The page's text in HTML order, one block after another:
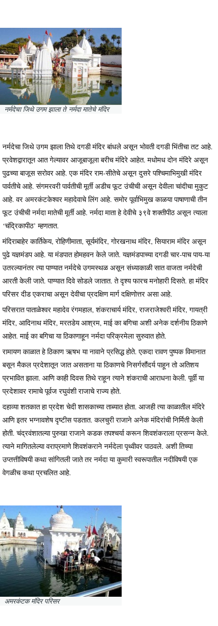
नर्मदेचा जिथे उगम झाला ते नर्मदा मातेचे मंदिर
नर्मदेचा जिथे उगम झाला तिथे दगडी मंदिर बांधले असून भोवती दगडी भिंतीचा तट आहे.
प्रवेशद्वारातून आत गेल्यावर आजूबाजूला बरीच मंदिरे आहेत. मधोमध दोन मंदिरे असून
पुढच्या बाजूस सरोवर आहे. एक मंदिर राम-सीतेचे असून दुसरे पश्चिमाभिमुखी मंदिर
पार्वतीचे आहे. संगमरवरी पार्वतीची मूर्ती अडीच फूट उंचीची असून देवीला चांदीचा मुकुट
आहे. वर अमरकंटकेश्वर महादेवाचे लिंग आहे. समोर पूर्वाभिमुख काळया पाषाणाची तीन
फूट उंचीची नर्मदा मातेची मूर्ती आहे. नर्मदा माता हे देवीचे ३९वे शक्तीपीठ असून त्याला
‘चंद्रिकापीठ’ म्हणतात.
मंदिराबाहेर कार्तिकेय, रोहिणीमाता, सूर्यमंदिर, गोरखनाथ मंदिर, सियाराम मंदिर असून
पुढे यज्ञमंडप आहे. या मंडपात होमहवन केले जाते. यज्ञमंडपाच्या दगडी चार-पाच पाय-या
उतरल्यानंतर त्या पाण्यात नर्मदेचे उगमस्थळ असून संध्याकाळी सात वाजता नर्मदेची
आरती केली जाते. पाण्यात दिवे सोडले जातात. ते दृश्य फारच मनोहारी दिसते. हा मंदिर
परिसर दीड एकराचा असून देवीचा प्रदक्षिण मार्ग दक्षिणोत्तर असा आहे.
परिसरात पाताळेश्वर महादेव रंगमहाल, शंकराचार्य मंदिर, राजराजेश्वरी मंदिर, गायत्री
मंदिर, आदिनाथ मंदिर, मरतडेय आश्रम, माई का बगिचा अशी अनेक दर्शनीय ठिकाणे
आहेत. माई का बगिचा या ठिकाणाहून नर्मदा परिक्रमेला सुरुवात होते.
रामायण काळात हे ठिकाण ऋषभ या नावाने प्रसिद्ध होते. एकदा रावण पुष्पक विमानात
बसून मैकल प्रदेशातून जात असताना या ठिकाणचे निसर्गसौंदर्य पाहून तो अतिशय
प्रभावित झाला. आणि काही दिवस तिथे राहून त्याने शंकराची आराधना केली. पूर्वी या
प्रदेशावर रामाचे पूर्वज रघुवंशी राजाचे राज्य होते.
दहाव्या शतकात हा प्रदेश चेदी शासकाच्या ताब्यात होता. आजही त्या काळातील मंदिरे
आणि इतर भग्नावशेष दृष्टीस पडतात. कलचुरी राजाने अनेक मंदिरांची निर्मिती केली
होती. चंद्रवंशातल्या पुरुखा राजाने कडक तपश्चर्या करून शिवशंकराला प्रसन्न केले.
त्याने मागितलेल्या वराप्रमाणे शिवशंकराने नर्मदेला पृथ्वीवर पाठवले. अशी तिच्या
उप्तत्तीविषयी कथा सांगितली जाते तर नर्मदा या कुमारी स्वरूपातील नदीविषयी एक
वेगळीच कथा प्रचलित आहे.
अमरकंटक मंदिर परिसर